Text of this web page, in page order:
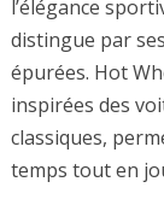
l’élégance
distingue par
épurées. Hot
inspirées des
classiques,
temps tout en